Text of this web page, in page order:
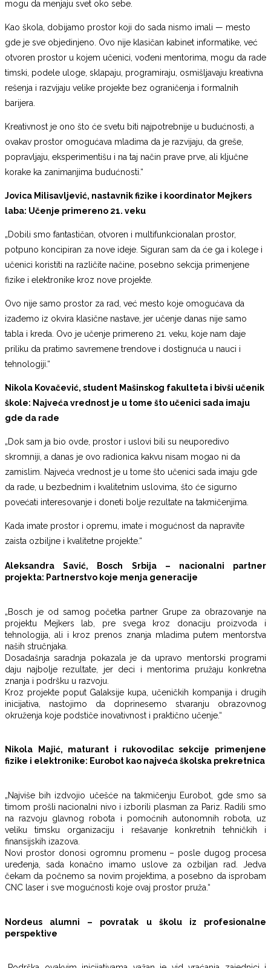
mogu da menjaju svet oko sebe.
Kao škola, dobijamo prostor koji do sada nismo imali — mesto
gde je sve objedinjeno. Ovo nije klasičan kabinet informatike, već
otvoren prostor u kojem učenici, vođeni mentorima, mogu da rade
timski, podele uloge, sklapaju, programiraju, osmišljavaju kreativna
rešenja i razvijaju velike projekte bez ograničenja i formalnih
barijera.
Kreativnost je ono što će svetu biti najpotrebnije u budućnosti, a
ovakav prostor omogućava mladima da je razvijaju, da greše,
popravljaju, eksperimentišu i na taj način prave prve, ali ključne
korake ka zanimanjima budućnosti.“
Jovica Milisavljević, nastavnik fizike i koordinator Mejkers
laba: Učenje primereno 21. veku
„Dobili smo fantastičan, otvoren i multifunkcionalan prostor,
potpuno koncipiran za nove ideje. Siguran sam da će ga i kolege i
učenici koristiti na različite načine, posebno sekcija primenjene
fizike i elektronike kroz nove projekte.
Ovo nije samo prostor za rad, već mesto koje omogućava da
izađemo iz okvira klasične nastave, jer učenje danas nije samo
tabla i kreda. Ovo je učenje primereno 21. veku, koje nam daje
priliku da pratimo savremene trendove i dostignuća u nauci i
tehnologiji.“
Nikola Kovačević, student Mašinskog fakulteta i bivši učenik
škole: Najveća vrednost je u tome što učenici sada imaju
gde da rade
„Dok sam ja bio ovde, prostor i uslovi bili su neuporedivo
skromniji, a danas je ovo radionica kakvu nisam mogao ni da
zamislim. Najveća vrednost je u tome što učenici sada imaju gde
da rade, u bezbednim i kvalitetnim uslovima, što će sigurno
povećati interesovanje i doneti bolje rezultate na takmičenjima.
Kada imate prostor i opremu, imate i mogućnost da napravite
zaista ozbiljne i kvalitetne projekte.“
Aleksandra Savić, Bosch Srbija – nacionalni partner
projekta: Partnerstvo koje menja generacije
„Bosch je od samog početka partner Grupe za obrazovanje na
projektu Mejkers lab, pre svega kroz donaciju proizvoda i
tehnologija, ali i kroz prenos znanja mladima putem mentorstva
naših stručnjaka.
Dosadašnja saradnja pokazala je da upravo mentorski programi
daju najbolje rezultate, jer deci i mentorima pružaju konkretna
znanja i podršku u razvoju.
Kroz projekte poput Galaksije kupa, učeničkih kompanija i drugih
inicijativa, nastojimo da doprinesemo stvaranju obrazovnog
okruženja koje podstiče inovativnost i praktično učenje.“
Nikola Majić, maturant i rukovodilac sekcije primenjene
fizike i elektronike: Eurobot kao najveća školska prekretnica
„Najviše bih izdvojio učešće na takmičenju Eurobot, gde smo sa
timom prošli nacionalni nivo i izborili plasman za Pariz. Radili smo
na razvoju glavnog robota i pomoćnih autonomnih robota, uz
veliku timsku organizaciju i rešavanje konkretnih tehničkih i
finansijskih izazova.
Novi prostor donosi ogromnu promenu – posle dugog procesa
uređenja, sada konačno imamo uslove za ozbiljan rad. Jedva
čekam da počnemo sa novim projektima, a posebno da isprobam
CNC laser i sve mogućnosti koje ovaj prostor pruža.“
Nordeus alumni – povratak u školu iz profesionalne
perspektive